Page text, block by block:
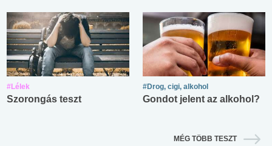
#Lélek
Szorongás teszt
#Drog, cigi, alkohol
Gondot jelent az alkohol?
MÉG TÖBB TESZT